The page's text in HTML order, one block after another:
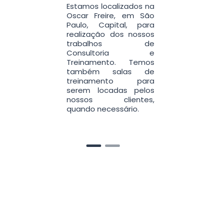
Estamos localizados na
Oscar Freire, em São
Paulo, Capital, para
realização dos nossos
trabalhos de
Consultoria e
Treinamento. Temos
também salas de
treinamento para
serem locadas pelos
nossos clientes,
quando necessário.